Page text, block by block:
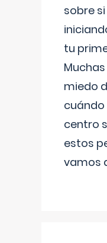
sobre
tu
miedo
cuándo
centro
estos
vamos